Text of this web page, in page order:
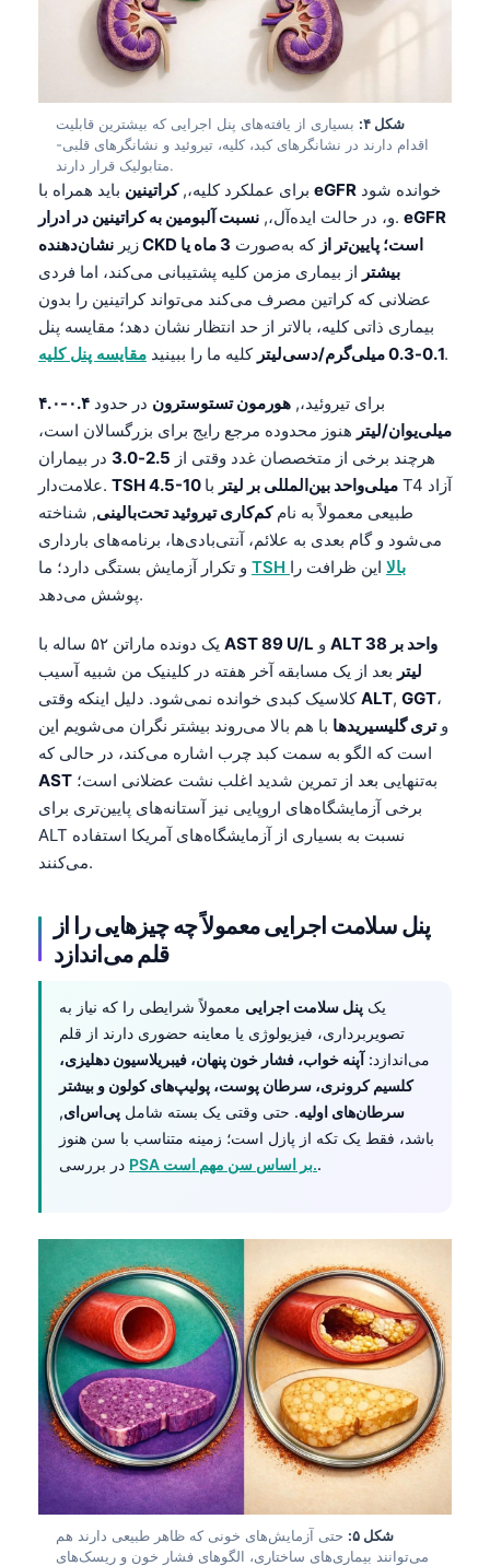
شکل ۴:
بسیاری از یافته‌های پنل اجرایی که بیشترین قابلیت
اقدام دارند در نشانگرهای کبد، کلیه، تیروئید و نشانگرهای قلبی-
متابولیک قرار دارند.
برای عملکرد کلیه،,کراتینین eGFR
و، در حالت ایده‌آل،, نسبت آلبومین به کراتینین در ادرار . eGFR
زیر
نشان‌دهنده CKD است؛ پایین‌تر از که به‌صورت
3 ماه یا
بیشتر از بیماری مزمن کلیه پشتیبانی می‌کند، اما فردی
عضلانی که کراتین مصرف می‌کند می‌تواند کراتینین را بدون
بیماری ذاتی کلیه، بالاتر از حد انتظار نشان دهد؛ مقایسه پنل
0.1-0.3 میلی‌گرم/دسی‌لیتر
کلیه ما را ببینید مقایسه پنل کلیه .
برای تیروئید،, هورمون تستوسترون در حدود
۰.۴-۴.۰
میلی‌یوان/لیتر هنوز محدوده مرجع رایج برای بزرگسالان است،
هرچند برخی از متخصصان غدد وقتی از 2.5-3.0
در بیماران
علامت‌دار.
TSH 4.5-10 میلی‌واحد بین‌المللی بر لیتر با T4 آزاد
طبیعی معمولاً به نامکم‌کاری تیروئید تحت‌بالینی, شناخته
می‌شود و گام بعدی به علائم، آنتی‌بادی‌ها، برنامه‌های بارداری
TSH بالا این ظرافت را
پوشش می‌دهد.
AST 89 U/L
ALT 38 واحد بر
لیتر بعد از یک مسابقه آخر هفته در کلینیک من شبیه آسیب
کلاسیک کبدی خوانده نمی‌شود. دلیل اینکه وقتیALT, GGT،
وتری گلیسیریدها با هم بالا می‌روند بیشتر نگران می‌شویم این
است که الگو به سمت کبد چرب اشاره می‌کند، در حالی که
AST
برخی آزمایشگاه‌های اروپایی نیز آستانه‌های پایین‌تری برای
ALT نسبت به بسیاری از آزمایشگاه‌های آمریکا استفاده
می‌کنند.
پنل سلامت اجرایی معمولاً چه چیزهایی را از
قلم می‌اندازد
یک پنل سلامت اجرایی معمولاً شرایطی را که نیاز به
تصویربرداری، فیزیولوژی یا معاینه حضوری دارند از قلم
می‌اندازد: آپنه خواب، فشار خون پنهان، فیبریلاسیون دهلیزی،
کلسیم کرونری، سرطان پوست، پولیپ‌های کولون و بیشتر
سرطان‌های اولیه. حتی وقتی یک بسته شامل پی‌اس‌ای,
باشد، فقط یک تکه از پازل است؛ زمینه متناسب با سن هنوز
PSA بر اساس سن مهم است..
شکل ۵:
حتی آزمایش‌های خونی که ظاهر طبیعی دارند هم
می‌توانند بیماری‌های ساختاری، الگوهای فشار خون و ریسک‌های